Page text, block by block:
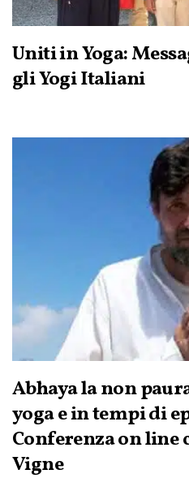
Uniti in Yoga:
gli Yogi Italiani
Abhaya la non
yoga e in tempi di
Conferenza on line
Vigne